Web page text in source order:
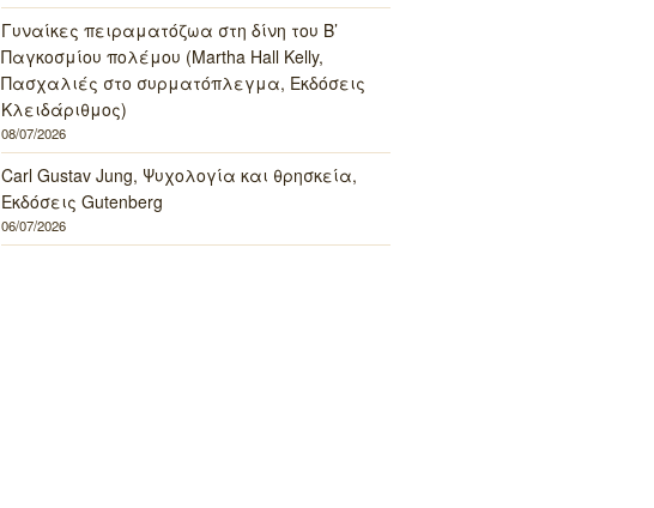
Γυναίκες πειραματόζωα στη δίνη του Β’
Παγκοσμίου πολέμου (Martha Hall Kelly,
Πασχαλιές στο συρματόπλεγμα, Εκδόσεις
Κλειδάριθμος)
08/07/2026
Carl Gustav Jung, Ψυχολογία και θρησκεία,
Εκδόσεις Gutenberg
06/07/2026